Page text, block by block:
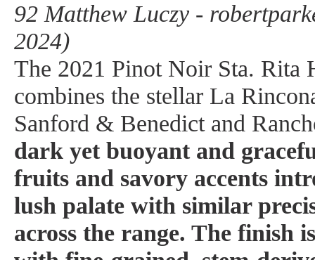
92 Matthew Luczy -
2024)
The 2021 Pinot Noir Sta. Rita
combines the stellar La
Sanford & Benedict and
dark yet buoyant and
fruits and savory accents
lush palate with similar
across the range. The finish